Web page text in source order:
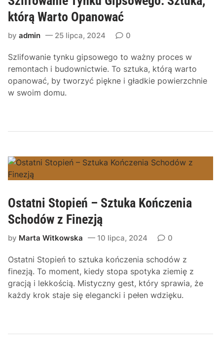
którą Warto Opanować
byadmin 25 lipca, 2024 0
Szlifowanie tynku gipsowego to ważny proces w
remontach i budownictwie. To sztuka, którą warto
opanować, by tworzyć piękne i gładkie powierzchnie
w swoim domu.
Ostatni Stopień – Sztuka Kończenia
Schodów z Finezją
by Marta Witkowska 10 lipca, 2024 0
Ostatni Stopień to sztuka kończenia schodów z
finezją. To moment, kiedy stopa spotyka ziemię z
gracją i lekkością. Mistyczny gest, który sprawia, że
każdy krok staje się elegancki i pełen wdzięku.